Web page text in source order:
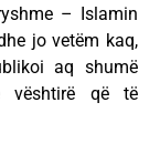
– Islamin
jo vetëm kaq,
aq shumë
vështirë që të